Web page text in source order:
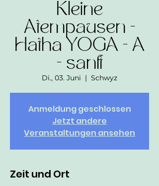
Kleine
Atempausen -
Hatha YOGA - A
- sanft
Di., 03. Juni
  |
Schwyz
Anmeldung geschlossen
Jetzt andere
Veranstaltungen ansehen
Zeit und Ort